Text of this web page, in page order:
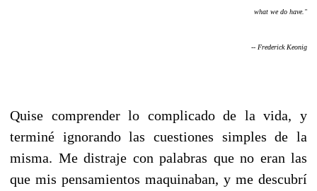
what we do have."
-- Frederick Keonig
Quise comprender lo complicado de la vida, y
terminé ignorando las cuestiones simples de la
misma. Me distraje con palabras que no eran las
que mis pensamientos maquinaban, y me descubrí